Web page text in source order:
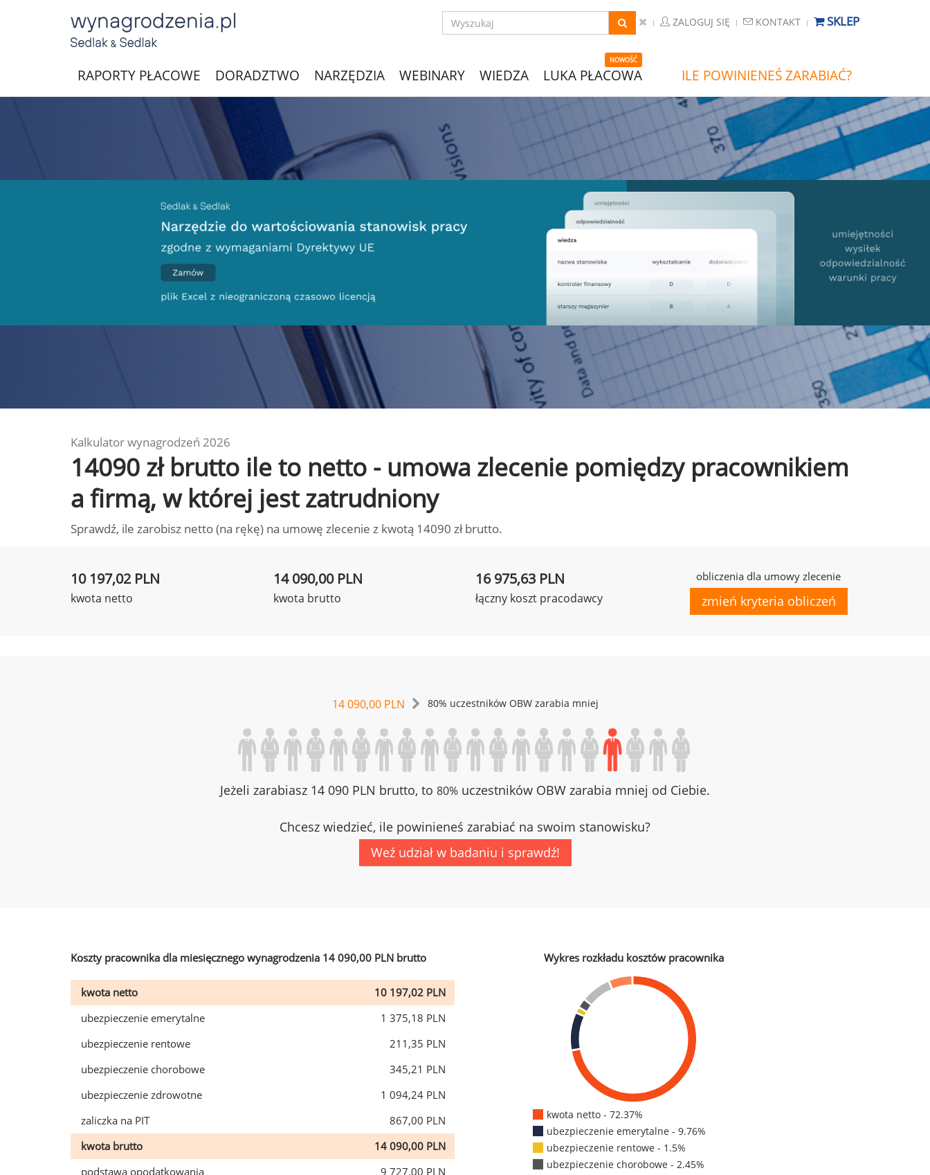
ZALOGUJ SIĘ KONTAKT SKLEP
RAPORTY PŁACOWE DORADZTWO NARZĘDZIA WEBINARY WIEDZA
NOWOŚĆ
LUKA PŁACOWA ILE POWINIENEŚ ZARABIAĆ?
Kalkulator wynagrodzeń 2026
14090 zł brutto ile to netto - umowa zlecenie pomiędzy pracownikiem
a firmą, w której jest zatrudniony
Sprawdź, ile zarobisz netto (na rękę) na umowę zlecenie z kwotą 14090 zł brutto.
10 197,02 PLN
kwota netto
14 090,00 PLN
kwota brutto
16 975,63 PLN
łączny koszt pracodawcy
obliczenia dla umowy zlecenie
zmień kryteria obliczeń
14 090,00 PLN 80% uczestników OBW zarabia mniej
Jeżeli zarabiasz 14 090 PLN brutto, to 80% uczestników OBW zarabia mniej od Ciebie.
Chcesz wiedzieć, ile powinieneś zarabiać na swoim stanowisku?
Weź udział w badaniu i sprawdź!
Koszty pracownika dla miesięcznego wynagrodzenia 14 090,00 PLN brutto
kwota netto
10 197,02 PLN
ubezpieczenie emerytalne
1 375,18 PLN
ubezpieczenie rentowe
211,35 PLN
ubezpieczenie chorobowe
345,21 PLN
ubezpieczenie zdrowotne
1 094,24 PLN
zaliczka na PIT
867,00 PLN
kwota brutto
14 090,00 PLN
podstawa opodatkowania
9 727,00 PLN
Wykres rozkładu kosztów pracownika
kwota netto - 72.37%
ubezpieczenie emerytalne - 9.76%
ubezpieczenie rentowe - 1.5%
ubezpieczenie chorobowe - 2.45%